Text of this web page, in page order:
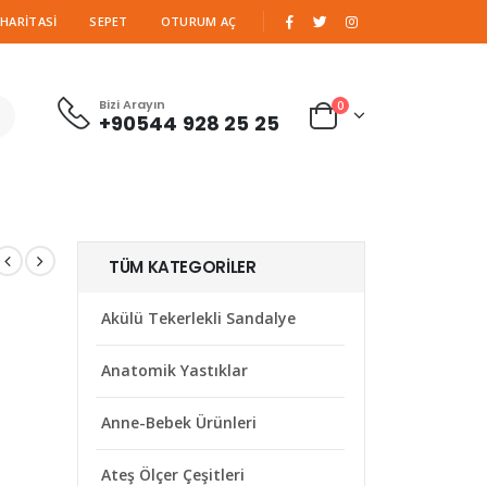
SEPET OTURUM AÇ
Bizi Arayın
+90544 928 25 25
0
TÜM KATEGORILER
Akülü Tekerlekli Sandalye
Anatomik Yastıklar
Anne-Bebek Ürünleri
Ateş Ölçer Çeşitleri